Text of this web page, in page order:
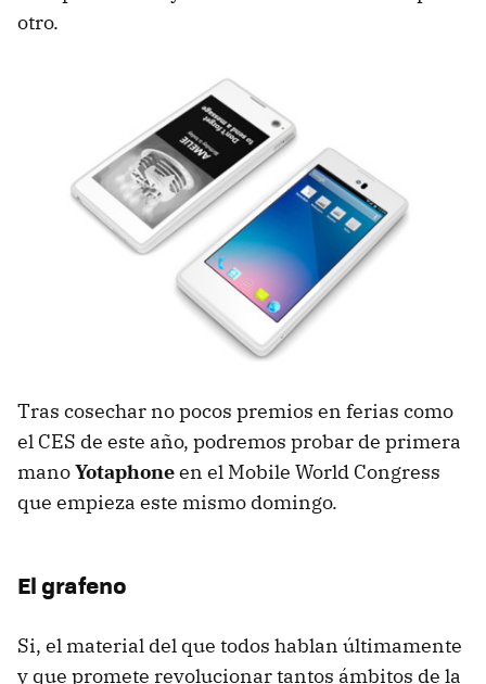
otro.
Tras cosechar no pocos premios en ferias como
el CES de este año, podremos probar de primera
manoYotaphoneen el Mobile World Congress
que empieza este mismo domingo.
El grafeno
Si, el material del que todos hablan últimamente
y que promete revolucionar tantos ámbitos de la